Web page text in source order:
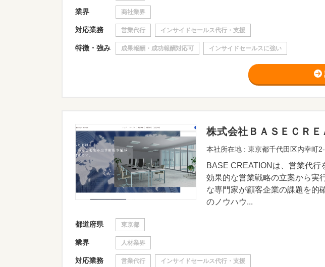
業界 商社業界
対応業務 営業代行 インサイドセールス代行・支援
特徴・強み 成果報酬・成功報酬対応可 インサイドセールスに強い
株式会社ＢＡＳＥＣＲ
本社所在地 : 東京都千代田区内幸
BASE CREATIONは、営業代
効果的な営業戦略の立案から実
な専門家が顧客企業の課題を的
のノウハウ...
都道府県 東京都
業界 人材業界
対応業務 営業代行 インサイドセールス代行・支援